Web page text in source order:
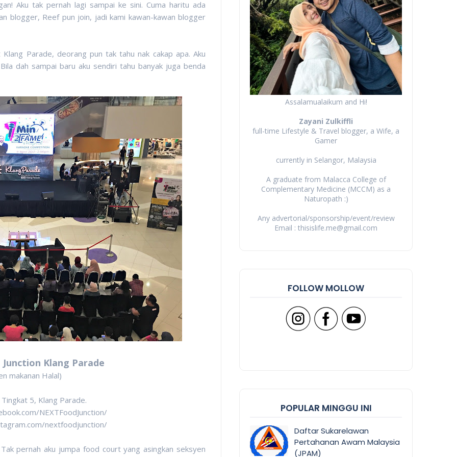
Aku tak pernah lagi sampai ke sini. Cuma haritu ada
blogger, Reef pun join, jadi kami kawan-kawan blogger
Parade, deorang pun tak tahu nak cakap apa. Aku
dah sampai baru aku sendiri tahu banyak juga benda
Klang Parade
makanan Halal)
5, Klang Parade.
NEXTFoodJunction/
nextfoodjunction/
pernah aku jumpa food court yang asingkan seksyen
Assalamualaikum and Hi!
Zayani Zulkiffli
full-time Lifestyle & Travel blogger, a Wife, a
Gamer
currently in Selangor, Malaysia
A graduate from Malacca College of
Complementary Medicine (MCCM) as a
Naturopath :)
Any advertorial/sponsorship/event/review
Email : thisislife.me@gmail.com
FOLLOW MOLLOW
POPULAR MINGGU INI
Daftar Sukarelawan
Pertahanan Awam Malaysia
(JPAM)